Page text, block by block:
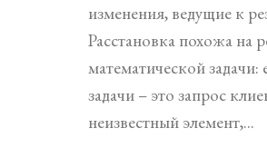
изменения, ведущие к
Расстановка похожа на
математической задачи:
задачи – это запрос
неизвестный элемент,...